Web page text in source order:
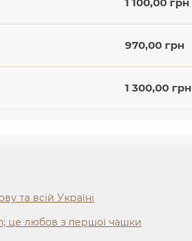
970,00 грн
1 300,00 грн
та всій Україні
це любов з першої чашки